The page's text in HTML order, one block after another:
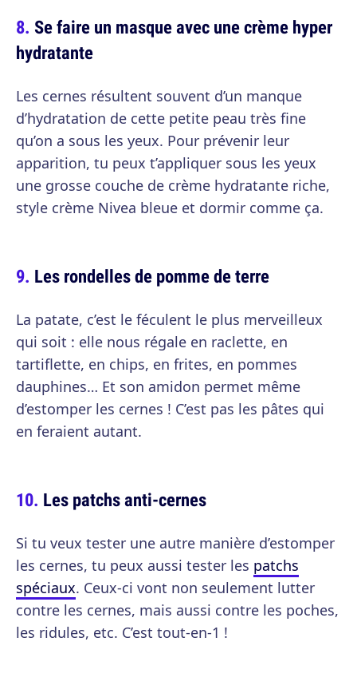
Se faire un masque avec une crème hyper
hydratante
Les cernes résultent souvent d’un manque
d’hydratation de cette petite peau très fine
qu’on a sous les yeux. Pour prévenir leur
apparition, tu peux t’appliquer sous les yeux
une grosse couche de crème hydratante riche,
style crème Nivea bleue et dormir comme ça.
Les rondelles de pomme de terre
La patate, c’est le féculent le plus merveilleux
qui soit : elle nous régale en raclette, en
tartiflette, en chips, en frites, en pommes
dauphines… Et son amidon permet même
d’estomper les cernes ! C’est pas les pâtes qui
en feraient autant.
Les patchs anti-cernes
Si tu veux tester une autre manière d’estomper
les cernes, tu peux aussi tester les patchs
spéciaux. Ceux-ci vont non seulement lutter
contre les cernes, mais aussi contre les poches,
les ridules, etc. C’est tout-en-1 !